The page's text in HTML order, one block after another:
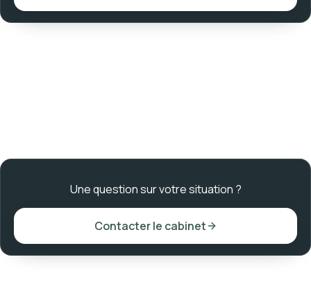
Une question sur votre situation ?
Contacter le cabinet